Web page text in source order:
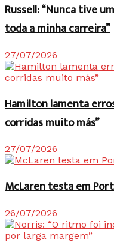
Russell: “Nunca tive
toda a minha carreira”
27/07/2026
Hamilton lamenta
corridas muito más”
27/07/2026
McLaren testa em
26/07/2026